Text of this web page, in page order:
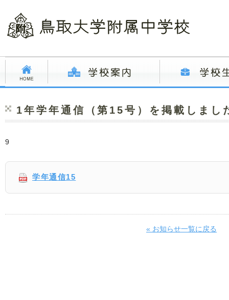
1年学年通信（第15号）を掲載しまし
9
学年通信15
« お知らせ一覧に戻る